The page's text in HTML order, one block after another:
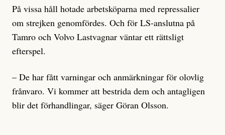
På vissa håll hotade arbetsköparna med repressalier
om strejken genomfördes. Och för LS-anslutna på
Tamro och Volvo Lastvagnar väntar ett rättsligt
efterspel.
– De har fått varningar och anmärkningar för olovlig
frånvaro. Vi kommer att bestrida dem och antagligen
blir det förhandlingar, säger Göran Olsson.